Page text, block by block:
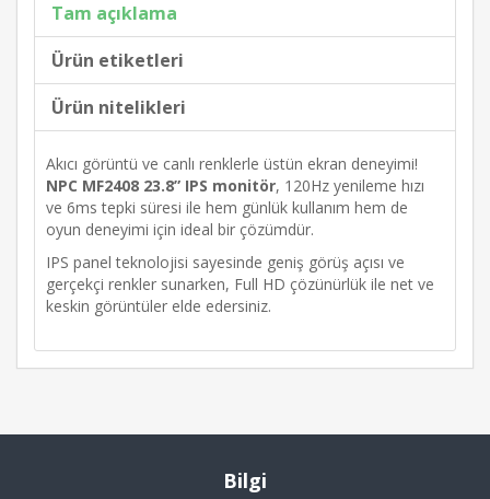
Tam açıklama
Ürün etiketleri
Ürün nitelikleri
Akıcı görüntü ve canlı renklerle üstün ekran deneyimi!
NPC MF2408 23.8” IPS monitör, 120Hz yenileme hızı
ve 6ms tepki süresi ile hem günlük kullanım hem de
oyun deneyimi için ideal bir çözümdür.
IPS panel teknolojisi sayesinde geniş görüş açısı ve
gerçekçi renkler sunarken, Full HD çözünürlük ile net ve
keskin görüntüler elde edersiniz.
Bilgi